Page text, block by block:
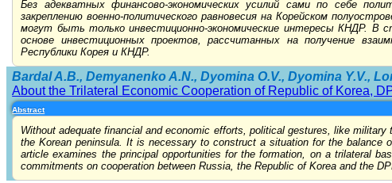
Без адекватных финансово-экономических усилий сами по себе
закреплению военно-политического равновесия на Корейском
могут быть только инвестиционно-экономические интересы КНДР. В
основе инвестиционных проектов, рассчитанных на получение
Республики Корея и КНДР.
Bardal A.B., Demyanenko A.N., Dyomina O.V., Dyomina Y.V.,
About the Trilateral Economic Cooperation of Republic of Korea,
Abstract
Without adequate financial and economic efforts, political gestures, like
the Korean peninsula. It is necessary to construct a situation for the
article examines the principal opportunities for the formation, on a trilateral
commitments on cooperation between Russia, the Republic of Korea and the